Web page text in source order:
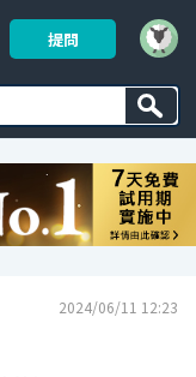
提問
2024/06/11 12:23